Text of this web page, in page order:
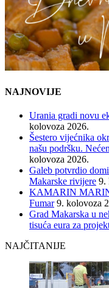
NAJNOVIJE
Urania gradi novu
kolovoza 2026.
Šestero vijećnika
našu podršku.
kolovoza 2026.
Galeb potvrdio
Makarske rivijere 9.
KAMARIN
Fumar 9. kolovoza
Grad Makarska u
tisuća eura za
NAJČITANIJE